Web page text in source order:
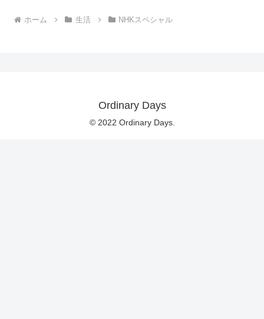
ホーム 生活 NHKスペシャル
Ordinary Days
© 2022 Ordinary Days.